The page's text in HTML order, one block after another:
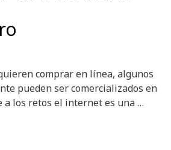
comprar en línea, algunos
pueden ser comercializados en
a los retos el internet es una …